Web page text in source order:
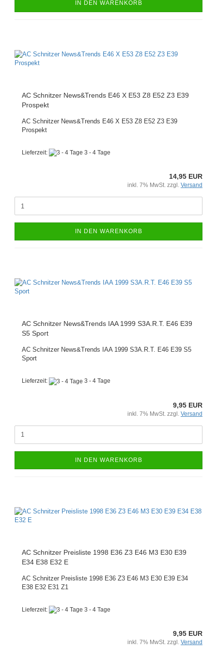
IN DEN WARENKORB
AC Schnitzer News&Trends E46 X E53 Z8 E52 Z3 E39
Prospekt
AC Schnitzer News&Trends E46 X E53 Z8 E52 Z3 E39
Prospekt
Lieferzeit: 3 - 4 Tage
14,95 EUR
inkl. 7% MwSt. zzgl. Versand
IN DEN WARENKORB
AC Schnitzer News&Trends IAA 1999 S3A.R.T. E46 E39
S5 Sport
AC Schnitzer News&Trends IAA 1999 S3A.R.T. E46 E39 S5
Sport
Lieferzeit: 3 - 4 Tage
9,95 EUR
inkl. 7% MwSt. zzgl. Versand
IN DEN WARENKORB
AC Schnitzer Preisliste 1998 E36 Z3 E46 M3 E30 E39
E34 E38 E32 E
AC Schnitzer Preisliste 1998 E36 Z3 E46 M3 E30 E39 E34
E38 E32 E31 Z1
Lieferzeit: 3 - 4 Tage
9,95 EUR
inkl. 7% MwSt. zzgl. Versand